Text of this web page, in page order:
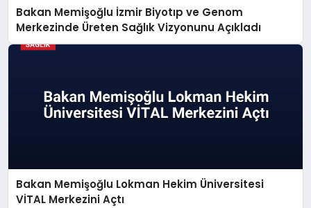
Bakan Memişoğlu İzmir Biyotıp ve Genom
Merkezinde Üreten Sağlık Vizyonunu Açıkladı
Bakan Memişoğlu Lokman Hekim Üniversitesi
VİTAL Merkezini Açtı